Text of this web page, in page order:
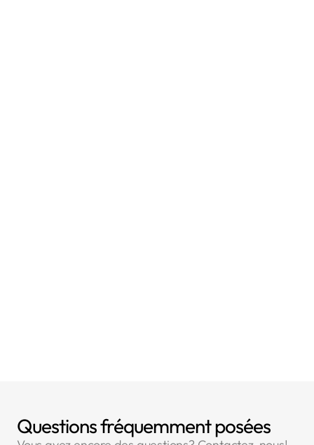
Questions fréquemment posées